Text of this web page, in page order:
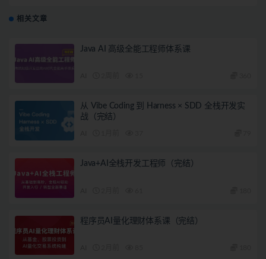
相关文章
Java AI 高级全能工程师体系课
从 Vibe Coding 到 Harness × SDD 全栈开发实
战（完结）
Java+AI全栈开发工程师（完结）
程序员AI量化理财体系课（完结）